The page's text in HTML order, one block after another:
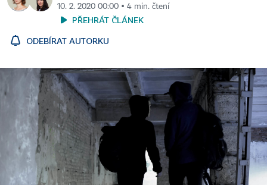
10. 2. 2020 00:00 ▪ 4 min. čtení
PŘEHRÁT ČLÁNEK
ODEBÍRAT AUTORKU